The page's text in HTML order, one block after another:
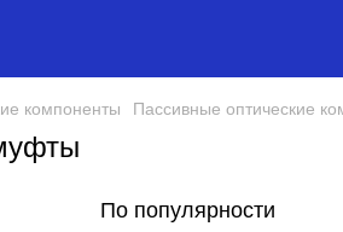
компоненты Пассивные оптические
По популярности